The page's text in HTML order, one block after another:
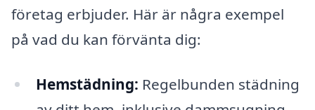
företag erbjuder. Här är några exempel
på vad du kan förvänta dig:
Hemstädning: Regelbunden städning